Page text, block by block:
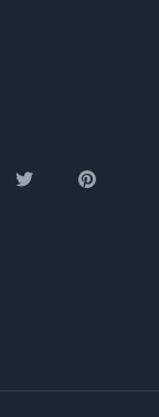
Twitter Pinterest